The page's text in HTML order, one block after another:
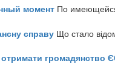
момент По
справу Що стало
громадянство